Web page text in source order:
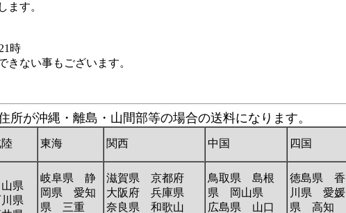
す。
時
ない事もございます。
が沖縄・離島・山間部等の場合の送料になります。
東海 関西 中国 四国
山県
川県
岐阜県 静
岡県 愛知
県 三重
滋賀県 京都府
大阪府 兵庫県
奈良県 和歌山
鳥取県 島根
県 岡山県
広島県 山口
徳島県 香
川県 愛媛
県 高知